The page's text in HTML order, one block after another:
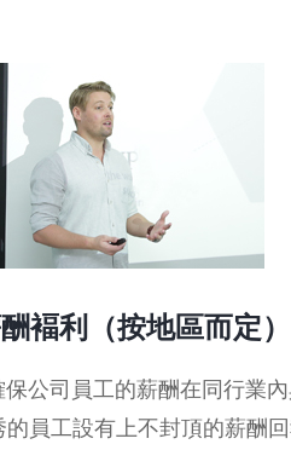
褔利（按地區而定）
公司員工的薪酬在同行業
員工設有上不封頂的薪酬回